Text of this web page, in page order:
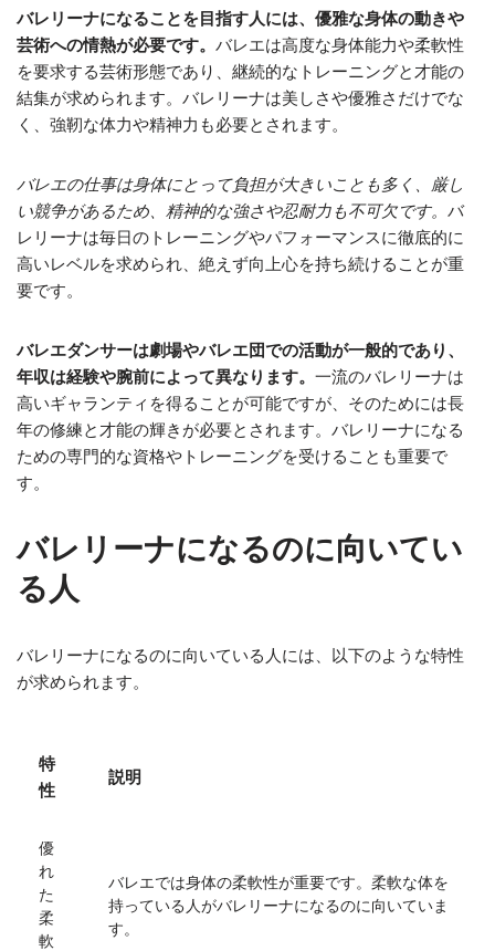
バレリーナになることを目指す人には、優雅な身体の動きや
芸術への情熱が必要です。 バレエは高度な身体能力や柔軟性
を要求する芸術形態であり、継続的なトレーニングと才能の
結集が求められます。バレリーナは美しさや優雅さだけでな
く、強靭な体力や精神力も必要とされます。
バレエの仕事は身体にとって負担が大きいことも多く、厳し
い競争があるため、精神的な強さや忍耐力も不可欠です。 バ
レリーナは毎日のトレーニングやパフォーマンスに徹底的に
高いレベルを求められ、絶えず向上心を持ち続けることが重
要です。
バレエダンサーは劇場やバレエ団での活動が一般的であり、
年収は経験や腕前によって異なります。 一流のバレリーナは
高いギャランティを得ることが可能ですが、そのためには長
年の修練と才能の輝きが必要とされます。バレリーナになる
ための専門的な資格やトレーニングを受けることも重要で
す。
バレリーナになるのに向いてい
る人
バレリーナになるのに向いている人には、以下のような特性
が求められます。
特
性
説明
優
れ
た
柔
軟
バレエでは身体の柔軟性が重要です。柔軟な体を
持っている人がバレリーナになるのに向いていま
す。